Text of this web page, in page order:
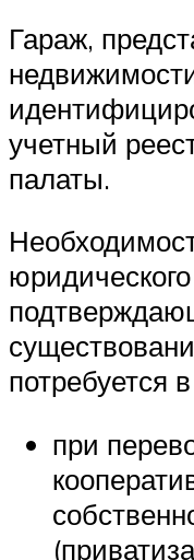
Гараж,
учетный
палаты.
потребуется
при